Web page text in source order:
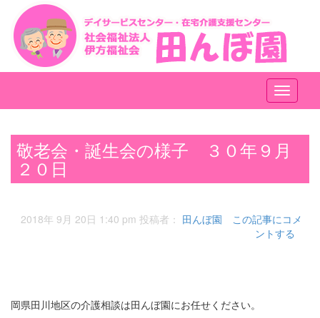
メ
ニ
ー
敬老会・誕生会の様子 ３０年９月
２０日
2018年 9月 20日 1:40 pm 投稿者： 田んぼ園
この記事にコメ
ントする
岡県田川地区の介護相談は田んぼ園にお任せください。